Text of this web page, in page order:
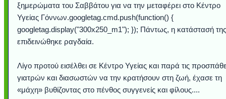
ξημερώματα του Σαββάτου για να την μεταφέρει στο Κέντρο
Υγείας Γόννων.googletag.cmd.push(function() {
googletag.display("300x250_m1"); }); Πάντως, η κατάστασή της
επιδεινώθηκε ραγδαία.
Λίγο προτού εισέλθει σε Κέντρο Υγείας και παρά τις
γιατρών και διασωστών να την κρατήσουν στη ζωή, έχασε τη
«μάχη» βυθίζοντας στο πένθος συγγενείς και φίλους....
Ο αέρας του
Ταξίδι στο
Διεθνής
Σταθμός: Ο
το παράθυρό
Μουσική από
Video:
καταιγίδα
Εντυπωσιακές
από
Abbey,Ταϊτή
Υποθαλάσσιο
στην
Η νέα
Αθήνας από το
που κάνει το
Internet
Ο Κομήτης του
φωτίσει τη Γη
κι απ' το
Συγκινητικό
λεοπάρδαλη
μωρό
Alesund: Μια
Νορβηγία που
Η γάτα και το